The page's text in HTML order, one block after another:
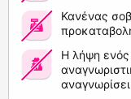
Κανένας
Η λήψη